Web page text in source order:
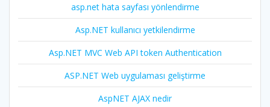
asp.net hata sayfası yönlendirme
Asp.NET kullanıcı yetkilendirme
Asp.NET MVC Web API token Authentication
ASP.NET Web uygulaması geliştirme
AspNET AJAX nedir